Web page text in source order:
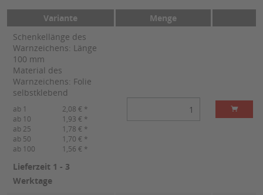
Variante
Menge
Schenkellänge des
Warnzeichens: Länge
100 mm
Material des
Warnzeichens: Folie
selbstklebend
ab 1
2,08 € *
ab 10
1,93 € *
ab 25
1,78 € *
ab 50
1,70 € *
ab 100
1,56 € *
Lieferzeit 1 - 3
Werktage